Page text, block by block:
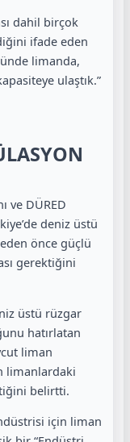
dahil birçok
ifade eden
limanda,
ulaştık.”
ve DÜRED
deniz üstü
önce güçlü
gerektiğini
üstü rüzgar
hatırlatan
liman
limanlardaki
belirtti.
için liman